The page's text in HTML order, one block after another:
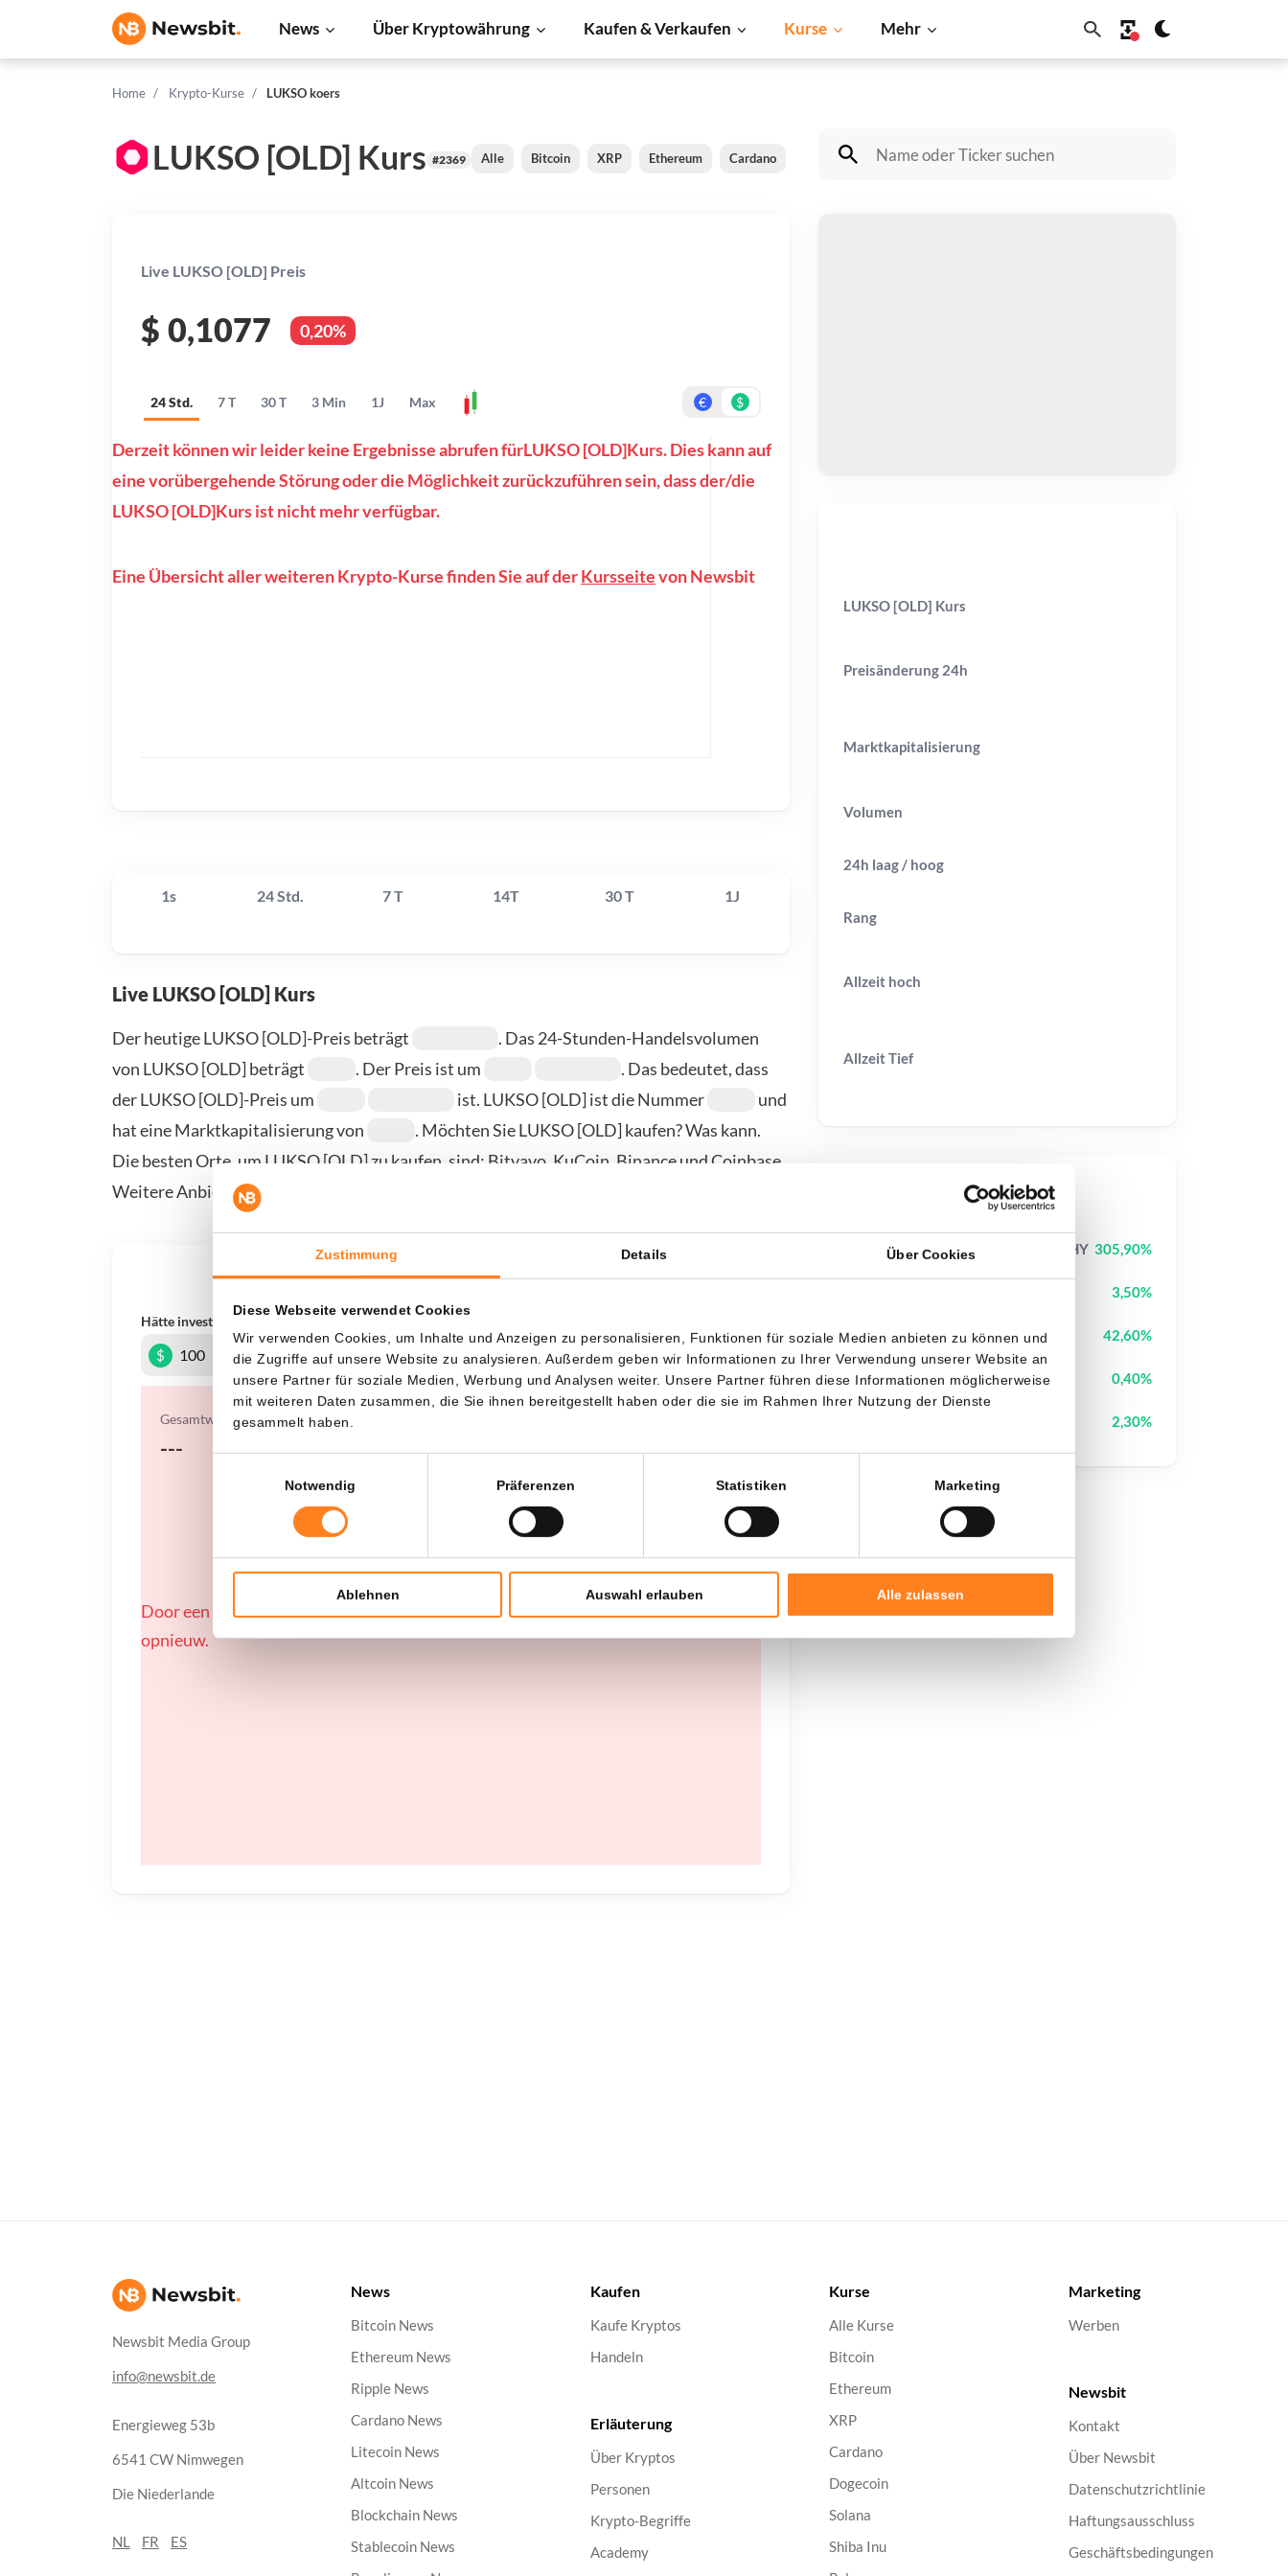
Zustimmung Details Über Cookies
Diese Webseite verwendet Cookies
Wir verwenden Cookies, um Inhalte und Anzeigen zu personalisieren, Funktionen für soziale Medien anbieten zu können und
die Zugriffe auf unsere Website zu analysieren. Außerdem geben wir Informationen zu Ihrer Verwendung unserer Website an
unsere Partner für soziale Medien, Werbung und Analysen weiter. Unsere Partner führen diese Informationen möglicherweise
mit weiteren Daten zusammen, die Sie ihnen bereitgestellt haben oder die sie im Rahmen Ihrer Nutzung der Dienste
gesammelt haben.
Notwendig
Präferenzen Statistiken Marketing
Ablehnen Auswahl erlauben Alle zulassen
News Über Kryptowährung Kaufen & Verkaufen Kurse Mehr
Home Krypto-Kurse LUKSO koers
LUKSO [OLD] Kurs #2369 Alle Bitcoin XRP Ethereum Cardano Dogecoin Litecoin Shiba Inu
Live LUKSO [OLD] Preis
$ 0,1077 0,20%
24 Std. 7 T 30 T 3 Min 1J Max € $
Derzeit können wir leider keine Ergebnisse abrufen fürLUKSO [OLD]Kurs. Dies kann auf
eine vorübergehende Störung oder die Möglichkeit zurückzuführen sein, dass der/die
LUKSO [OLD]Kurs ist nicht mehr verfügbar.
Eine Übersicht aller weiteren Krypto-Kurse finden Sie auf derKursseitevon Newsbit
1s 24 Std. 7 T 14T 30 T 1J
Live LUKSO [OLD] Kurs
Der heutige LUKSO [OLD]-Preis beträgt
. Das 24-Stunden-Handelsvolumen
von LUKSO [OLD] beträgt
. Der Preis ist um
. Das bedeutet, dass
der LUKSO [OLD]-Preis um
ist. LUKSO [OLD] ist die Nummer
und
hat eine Marktkapitalisierung von
. Möchten Sie LUKSO [OLD] kaufen? Was kann.
Die besten Orte, um LUKSO [OLD] zu kaufen, sind: Bitvavo, KuCoin, Binance und Coinbase.
Weitere Anbieter finden Sie auf unserer Kauf-/Verkaufsseite.
Was, wenn ich...?
Hätte investiert
$
Gesamtwert
---
Door een fout konden er geen gegevens worden opgehaald, probeer het later
opnieuw.
LUKSO [OLD] Kurs
Preisänderung 24h
Marktkapitalisierung
Volumen
24h laag / hoog
Rang
Allzeit hoch
AllzeitTief
Jimothy The Raccoon JIMOTHY 305,90%
3,50%
StonkBroker STONKBROKER 42,60%
Cysic CYS 0,40%
2,30%
Newsbit Media Group
info@newsbit.de
Energieweg 53b
6541 CW Nimwegen
Die Niederlande
NL FR ES
News
Bitcoin News
Ethereum News
Ripple News
Cardano News
Litecoin News
Altcoin News
Blockchain News
Stablecoin News
Kaufen
Kaufe Kryptos
Handeln
Erläuterung
Über Kryptos
Personen
Krypto-Begriffe
Academy
Kurse
Alle Kurse
Bitcoin
Ethereum
XRP
Cardano
Dogecoin
Solana
Shiba Inu
Marketing
Werben
Newsbit
Kontakt
Über Newsbit
Datenschutzrichtlinie
Haftungsausschluss
Geschäftsbedingungen